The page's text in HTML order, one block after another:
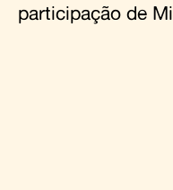
participação de